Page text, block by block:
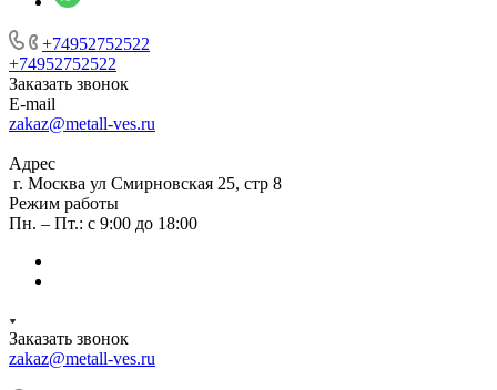
+74952752522
+74952752522
Заказать звонок
E-mail
zakaz@metall-ves.ru
Адрес
г. Москва ул Смирновская 25, стр 8
Режим работы
Пн. – Пт.: с 9:00 до 18:00
Заказать звонок
zakaz@metall-ves.ru